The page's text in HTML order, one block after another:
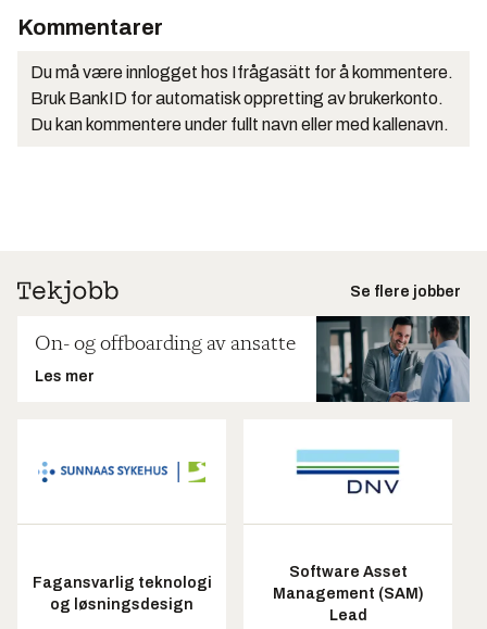
Kommentarer
Du må være innlogget hos Ifrågasätt for å kommentere.
Bruk BankID for automatisk oppretting av brukerkonto.
Du kan kommentere under fullt navn eller med kallenavn.
Se flere jobber
On- og offboarding av ansatte
Les mer
Fagansvarlig teknologi
og løsningsdesign
Software Asset
Management (SAM)
Lead